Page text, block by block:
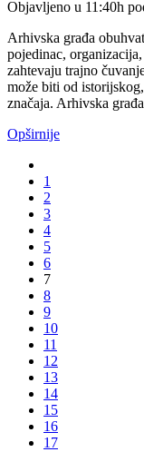
Objavljeno u 11:40h
Arhivska građa
pojedinac,
zahtevaju trajno
može biti od
značaja. Arhivska
Opširnije
1
2
3
4
5
6
7
8
9
10
11
12
13
14
15
16
17